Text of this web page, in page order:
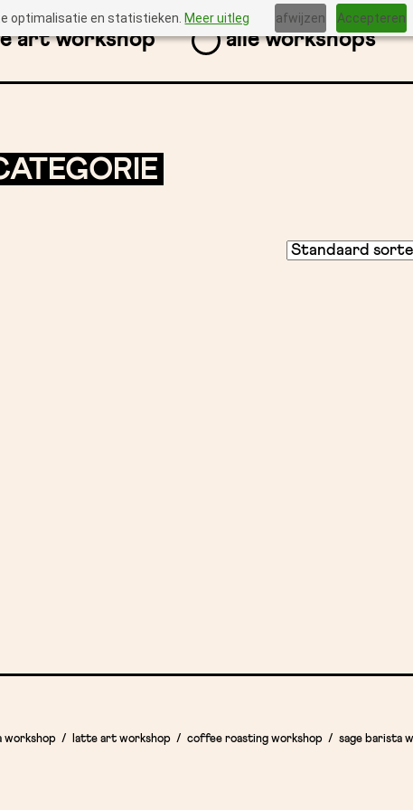
optimalisatie en statistieken.Meer uitleg afwijzen Accepteren
art workshop alle workshops
workshop latte art workshop coffee roasting workshop sage barista